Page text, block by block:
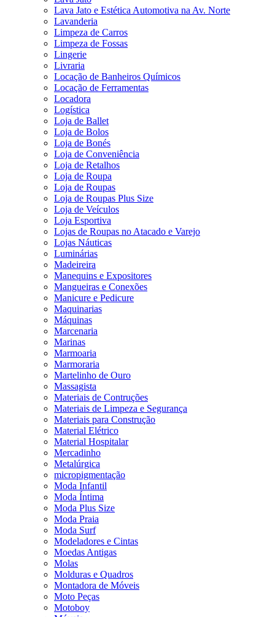
Lava Jato e Estética Automotiva na Av. Norte
Lavanderia
Limpeza de Carros
Limpeza de Fossas
Lingerie
Livraria
Locação de Banheiros Químicos
Locação de Ferramentas
Locadora
Logística
Loja de Ballet
Loja de Bolos
Loja de Bonés
Loja de Conveniência
Loja de Retalhos
Loja de Roupa
Loja de Roupas
Loja de Roupas Plus Size
Loja de Veículos
Loja Esportiva
Lojas de Roupas no Atacado e Varejo
Lojas Náuticas
Luminárias
Madeireira
Manequins e Expositores
Mangueiras e Conexões
Manicure e Pedicure
Maquinarias
Máquinas
Marcenaria
Marinas
Marmoaria
Marmoraria
Martelinho de Ouro
Massagista
Materiais de Contruções
Materiais de Limpeza e Segurança
Materiais para Construção
Material Elétrico
Material Hospitalar
Mercadinho
Metalúrgica
micropigmentação
Moda Infantil
Moda Íntima
Moda Plus Size
Moda Praia
Moda Surf
Modeladores e Cintas
Moedas Antigas
Molas
Molduras e Quadros
Montadora de Móveis
Moto Peças
Motoboy